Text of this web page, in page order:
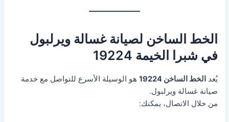
الخط الساخن لصيانة غسالة ويرلبول
في شبرا الخيمة 19224
يُعد الخط الساخن 19224
هو الوسيلة الأسرع للتواصل مع خدمة
صيانة غسالة ويرلبول.
من خلال الاتصال، يمكنك: